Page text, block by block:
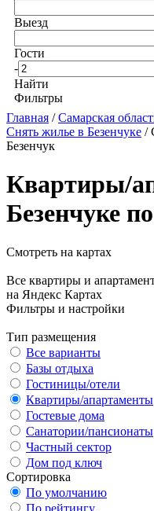
Выезд
Гости
-
Найти
Фильтры
Главная /Самарская
Снять жилье в Безенчуке /
Безенчук
Квартиры/
Безенчуке
Смотреть на картах
Все квартиры и
на Яндекс Картах
Фильтры и настройки
Тип размещения
Все варианты
Базы отдыха
Гостиницы/отели
Квартиры/апартаменты
Гостевые дома
Санатории/пансионаты
Частный сектор
Дом под ключ
Сортировка
По умолчанию
По рейтингу